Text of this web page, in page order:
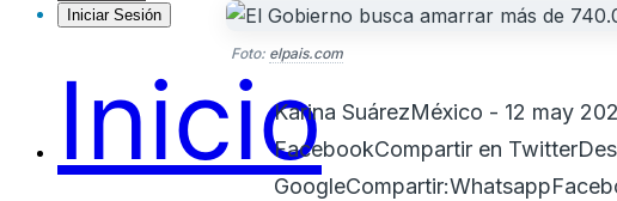
Iniciar Sesión
Inicio
Foto: elpais.com
Karina SuárezMéxico - 12 may
FacebookCompartir en